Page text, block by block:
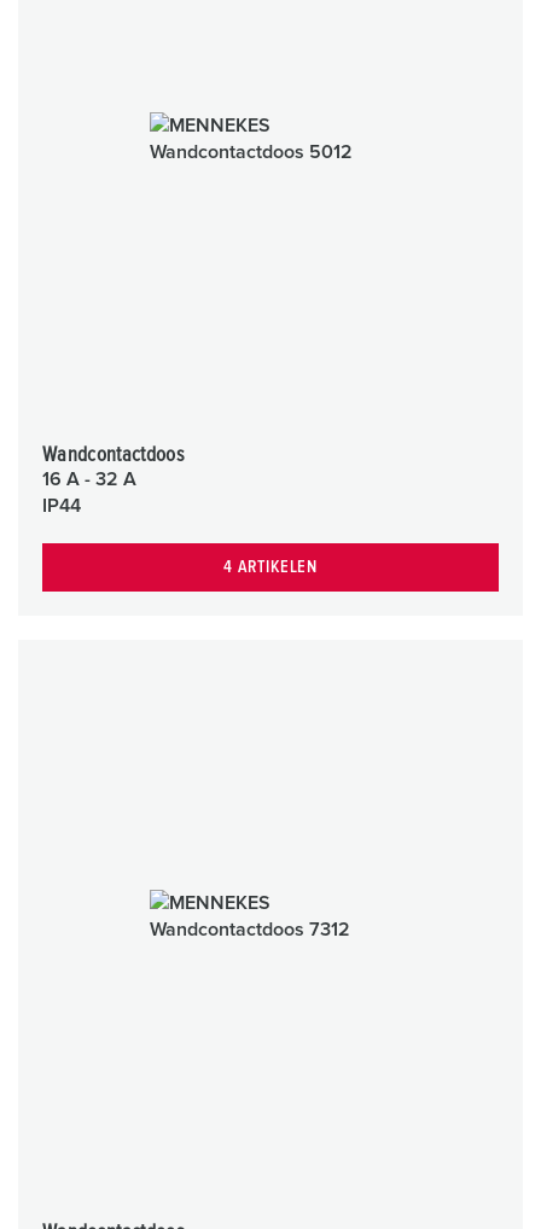
Wandcontactdoos
16 A - 32 A
IP44
4 ARTIKELEN